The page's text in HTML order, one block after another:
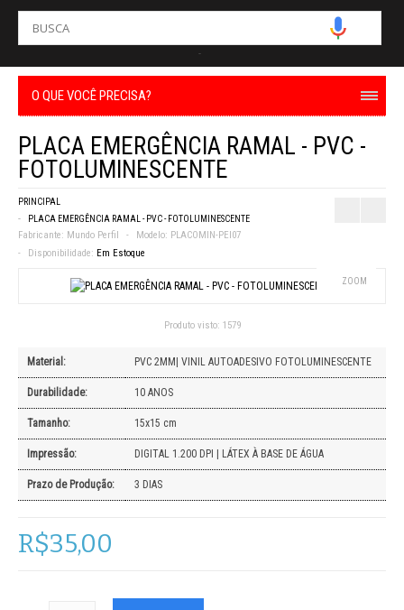
-
O QUE VOCÊ PRECISA?
PLACA EMERGÊNCIA RAMAL - PVC -
FOTOLUMINESCENTE
PRINCIPAL
PLACA EMERGÊNCIA RAMAL - PVC - FOTOLUMINESCENTE
Fabricante: Mundo Perfil Modelo: PLACOMIN-PEI07
Disponibilidade: Em Estoque
ZOOM
Produto visto: 1579
Material: PVC 2MM| VINIL AUTOADESIVO FOTOLUMINESCENTE
Durabilidade: 10 ANOS
Tamanho: 15x15 cm
Impressão: DIGITAL 1.200 DPI | LÁTEX À BASE DE ÁGUA
Prazo de Produção: 3 DIAS
R$35,00